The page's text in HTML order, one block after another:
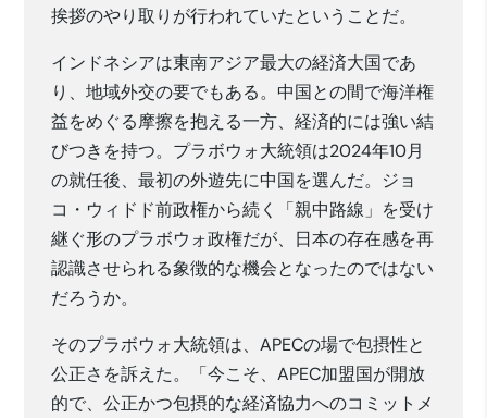
挨拶のやり取りが行われていたということだ。
インドネシアは東南アジア最大の経済大国であ
り、地域外交の要でもある。中国との間で海洋権
益をめぐる摩擦を抱える一方、経済的には強い結
びつきを持つ。プラボウォ大統領は2024年10月
の就任後、最初の外遊先に中国を選んだ。ジョ
コ・ウィドド前政権から続く「親中路線」を受け
継ぐ形のプラボウォ政権だが、日本の存在感を再
認識させられる象徴的な機会となったのではない
だろうか。
そのプラボウォ大統領は、APECの場で包摂性と
公正さを訴えた。「今こそ、APEC加盟国が開放
的で、公正かつ包摂的な経済協力へのコミットメ